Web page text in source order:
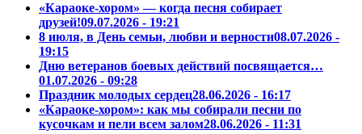
«Караоке-хором» — когда песня собирает
друзей!09.07.2026 - 19:21
8 июля, в День семьи, любви и верности08.07.2026 -
19:15
Дню ветеранов боевых действий посвящается…
01.07.2026 - 09:28
Праздник молодых сердец28.06.2026 - 16:17
«Караоке-хором»: как мы собирали песни по
кусочкам и пели всем залом28.06.2026 - 11:31